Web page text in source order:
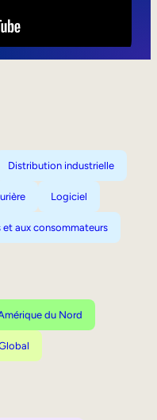
Distribution industrielle
Logiciel
aux consommateurs
du Nord